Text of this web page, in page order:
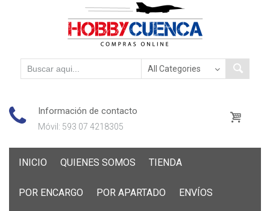
Información de contacto
Móvil: 593 07 4218305
INICIO QUIENES SOMOS TIENDA
POR ENCARGO POR APARTADO ENVÍOS